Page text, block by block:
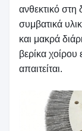
ανθεκτικό στη
συμβατικά
και μακρά
βερίκα χοίρου
απαιτείται.